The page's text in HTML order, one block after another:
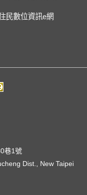
民數位資訊e網
巷1號
Dist., New Taipei